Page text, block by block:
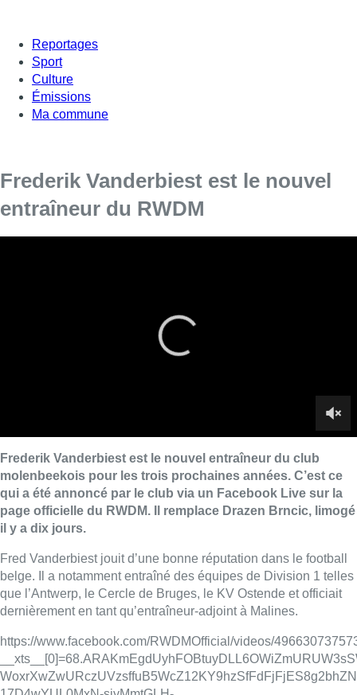
Reportages
Sport
Culture
Émissions
Ma commune
Frederik Vanderbiest est le nouvel
entraîneur du RWDM
Fred Vanderbiest jouit d’une bonne réputation dans le football
https://www.facebook.com/RWDMOfficial/videos/
17D4wYUL0MxN-siyMmtGLH-
rgUUvEyE2FEDtzS91BM0PQDjY-
8mTcH6d7p6SaXpRIdXA4PpSuw-
R
“Je pense que l’avenir est positif avec une grande valeur
ajoutée qui se met en place” se réjouit le président du club
Thierry Dailly. “
J’ai quelque chose en tête, on va essayer de
mettre cela en place dans les jours qui viennent “, détaille pour
sa part “Fredje”. Fred Stilmant, quitte lui son poste d’entraîneur
en chef à Rebecq en D2 amateurs et devient T2. Frédéric